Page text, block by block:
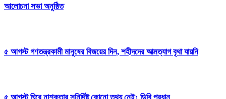
আলোচনা সভা অনুষ্ঠিত
৫ আগস্ট গণতন্ত্রকামী মানুষের বিজয়ের দিন, শহীদদের আত্মত্যাগ বৃথা যায়নি